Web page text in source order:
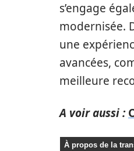
s’engage
modernisée.
une
avancées,
meilleure
A voir aussi :
À propos de la